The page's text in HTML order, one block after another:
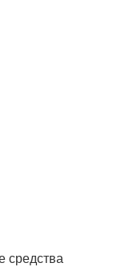
средства